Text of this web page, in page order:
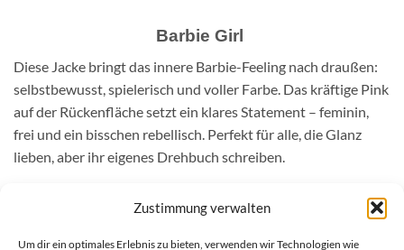
Zustimmung verwalten
Um dir ein optimales Erlebnis zu bieten, verwenden wir Technologien wie
Barbie Girl
Diese Jacke bringt das innere Barbie-Feeling nach draußen:
selbstbewusst, spielerisch und voller Farbe. Das kräftige Pink
auf der Rückenfläche setzt ein klares Statement – feminin,
frei und ein bisschen rebellisch. Perfekt für alle, die Glanz
lieben, aber ihr eigenes Drehbuch schreiben.
ÄHNLICHE PRODUKTE